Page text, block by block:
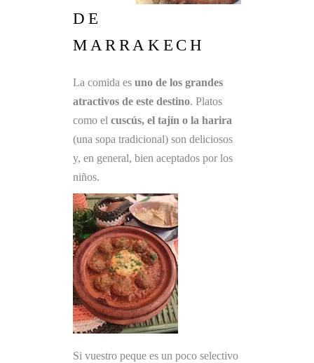
DE
MARRAKECH
La comida es uno de los grandes
atractivos de este destino. Platos
como el cuscús, el tajín o la harira
(una sopa tradicional) son deliciosos
y, en general, bien aceptados por los
niños.
Si vuestro peque es un poco selectivo